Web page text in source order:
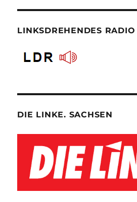
LINKSDREHENDES RADIO
DIE LINKE. SACHSEN